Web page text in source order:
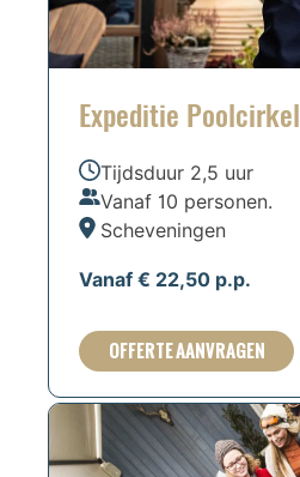
Expeditie Poolcirkel
Tijdsduur 2,5 uur
Vanaf 10 personen.
Scheveningen
Vanaf € 22,50 p.p.
OFFERTE AANVRAGEN